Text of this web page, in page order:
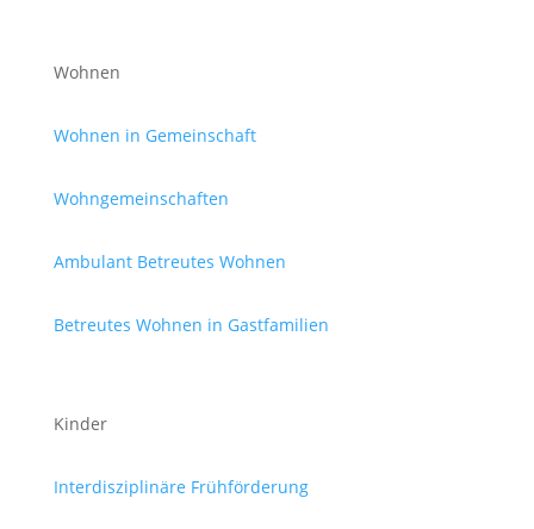
Wohnen
Wohnen in Gemeinschaft
Wohngemeinschaften
Ambulant Betreutes Wohnen
Betreutes Wohnen in Gastfamilien
Kinder
Interdisziplinäre Frühförderung